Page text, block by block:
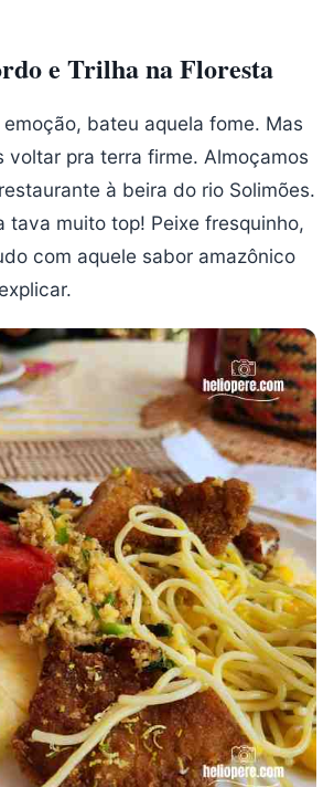
e Trilha na Floresta
bateu aquela fome. Mas
voltar pra terra firme. Almoçamos
à beira do rio Solimões.
tava muito top! Peixe fresquinho,
com aquele sabor amazônico